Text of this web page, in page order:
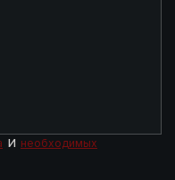
и необходимых